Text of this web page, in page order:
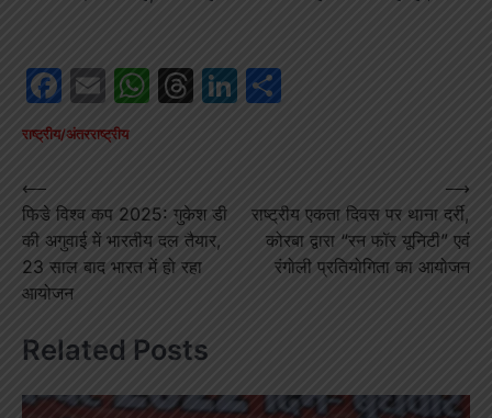
Facebook
EmailWhatsApp
Threads
LinkedIn
राष्ट्रीय/अंतरराष्ट्रीय
Post
navigation
⟵
फिडे विश्व कप 2025: गुकेश डी
की अगुवाई में भारतीय दल तैयार,
23 साल बाद भारत में हो रहा
आयोजन
राष्ट्रीय एकता दिवस पर थाना दर्री,
कोरबा द्वारा “रन फॉर यूनिटी” एवं
रंगोली प्रतियोगिता का आयोजन
⟶
Related Posts